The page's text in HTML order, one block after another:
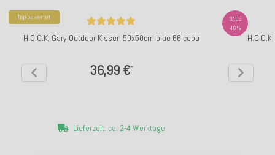
Top bewertet
H.O.C.K. Gary Outdoor Kissen 50x50cm blue 66 cobo
36,99 €*
Lieferzeit: ca. 2-4 Werktage
SALE
46%